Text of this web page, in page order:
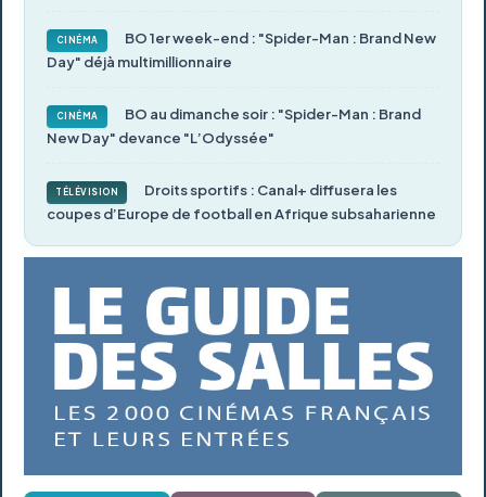
CINÉMA
BO 1er week-end : "Spider-Man : Brand New
Day" déjà multimillionnaire
CINÉMA
BO au dimanche soir : "Spider-Man : Brand
New Day" devance "L’Odyssée"
TÉLÉVISION
Droits sportifs : Canal+ diffusera les
coupes d’Europe de football en Afrique subsaharienne